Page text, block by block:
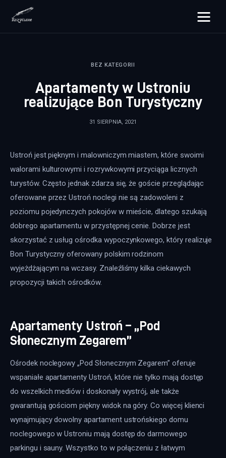
rozpisane.pl
Zdrowie
Więcej
BEZ KATEGORII
Apartamenty w Ustroniu
realizujące Bon Turystyczny
31 SIERPNIA, 2021
Ustroń jest pięknym i malowniczym miastem, które swoimi
walorami kulturowymi i rozrywkowymi przyciąga licznych
turystów. Często jednak zdarza się, że goście przeglądając
oferowane przez Ustroń noclegi nie są zadowoleni z
poziomu pojedynczych pokojów w mieście, dlatego szukają
dobrego apartamentu w przystępnej cenie. Dobrze jest
skorzystać z usług ośrodka wypoczynkowego, który realizuje
Bon Turystyczny oferowany polskim rodzinom
wyjeżdżającym na wczasy. Znaleźliśmy kilka ciekawych
propozycji takich ośrodków.
Apartamenty Ustroń – „Pod
Słonecznym Zegarem”
Ośrodek noclegowy „Pod Słonecznym Zegarem” oferuje
wspaniałe apartamenty Ustroń, które nie tylko mają dostęp
do wszelkich mediów i doskonały wystrój, ale także
gwarantują gościom piękny widok na góry. Co więcej klienci
wynajmujący dowolny apartament ustrońskiego domu
noclegowego w Ustroniu mają dostęp do darmowego
parkingu i sauny. Wszystko to w połączeniu z łatwym